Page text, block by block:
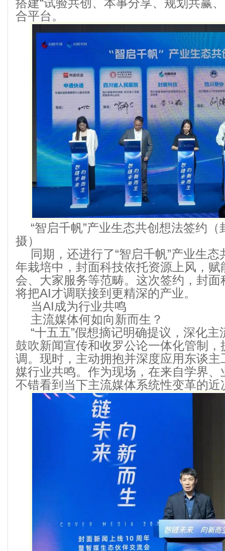
搭建“试验共创、本事分享、规划共赢
合平台。
“智启千帆”产业生态共创想法签约
摄）
同期，还进行了“智启千帆”产业生
年栽培中，封面科技依托资源上风，
会、大家服务等范畴。这次签约，封
将把AI才调联接到更精深的产业。
当AI成为行业共鸣
主流媒体何如向新而生？
“十五五”假想摘记明确提议，深化
鼓吹新闻宣传和收罗公论一体化管制
调。现时，主动拥抱并深度应用东谈
媒行业共鸣。作为现场，在来自学界
不错看到当下主流媒体系统性变革的近